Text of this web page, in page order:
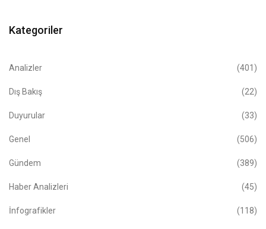
Kategoriler
Analizler (401)
Dış Bakış (22)
Duyurular (33)
Genel (506)
Gündem (389)
Haber Analizleri (45)
İnfografikler (118)